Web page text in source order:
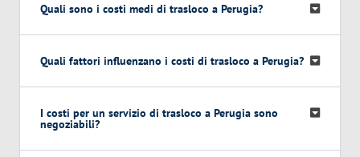
Quali sono i costi medi di trasloco a Perugia?
Quali fattori influenzano i costi di trasloco a Perugia?
I costi per un servizio di trasloco a Perugia sono
negoziabili?